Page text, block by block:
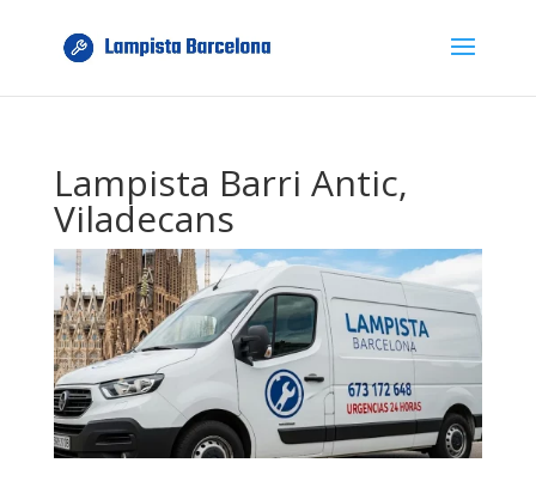
Lampista Barri Antic,
Viladecans